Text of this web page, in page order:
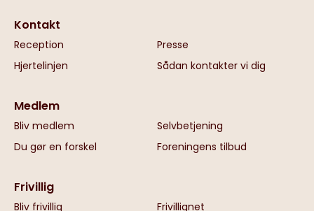
Kontakt
Reception
Presse
Hjertelinjen
Sådan kontakter vi dig
Medlem
Bliv medlem
Selvbetjening
Du gør en forskel
Foreningens tilbud
Frivillig
Bliv frivillig Frivillignet